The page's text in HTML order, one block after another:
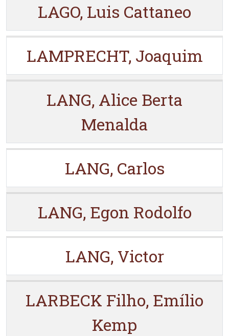
LAGO, Luis Cattaneo
LAMPRECHT, Joaquim
LANG, Alice Berta
Menalda
LANG, Carlos
LANG, Egon Rodolfo
LANG, Victor
LARBECK Filho, Emílio
Kemp